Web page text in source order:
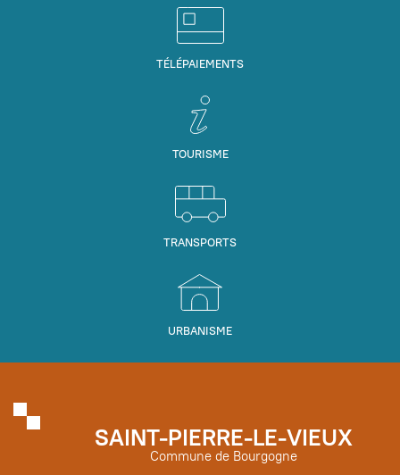
TÉLÉPAIEMENTS
TOURISME
TRANSPORTS
URBANISME
SAINT-PIERRE-LE-VIEUX
Commune de Bourgogne